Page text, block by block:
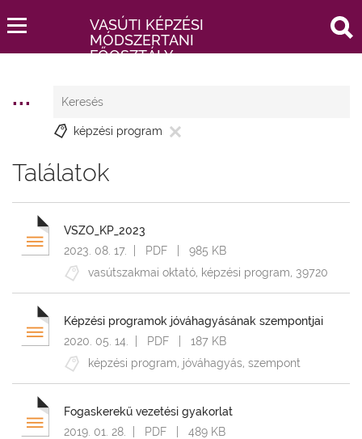
VASÚTI KÉPZÉSI
MÓDSZERTANI
FŐOSZTÁLY
SZŰRŐK
Vizsgaközpont
Vizsgaszervezési
Vizsga
Képzésfejlesztési
Iroda
Vizsgabiztosi,
Ellenőrzési
és
Eljárási
Iroda
KATEGÓRIA
vizsgaszabályzat
felhasználói
kézikönyv
...
képzési program
Találatok
VSZO_KP_2023
2023. 08. 17.
| PDF | 985 KB
vasútszakmai oktató, képzési program, 39720
Képzési programok jóváhagyásának szempontjai
2020. 05. 14.
| PDF | 187 KB
képzési program, jóváhagyás, szempont
Fogaskerekű vezetési gyakorlat
2019. 01. 28.
| PDF | 489 KB